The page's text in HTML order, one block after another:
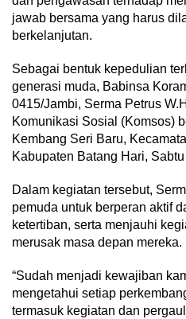
jawab bersama yang harus
berkelanjutan.
Sebagai bentuk kepedulian
generasi muda, Babinsa
0415/Jambi, Serma Petrus
Komunikasi Sosial (Komsos)
Kembang Seri Baru,
Kabupaten Batang Hari,
Dalam kegiatan tersebut,
pemuda untuk berperan aktif
ketertiban, serta menjauhi
merusak masa depan mereka.
“Sudah menjadi kewajiban
mengetahui setiap
termasuk kegiatan dan